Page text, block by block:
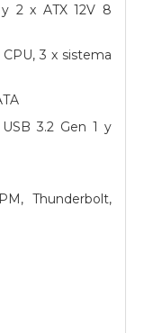
2 x ATX 12V 8
3 x sistema
3.2 Gen 1 y
Thunderbolt,